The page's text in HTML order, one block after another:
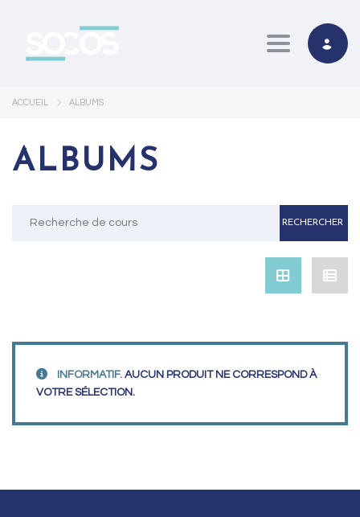
Toggle
ACCUEIL ALBUMS
ALBUMS
INFORMATIF. AUCUN PRODUIT NE CORRESPOND À
VOTRE SÉLECTION.